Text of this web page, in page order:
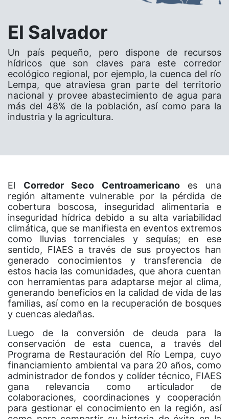
El Salvador
Un país pequeño, pero dispone de recursos
hídricos que son claves para este corredor
ecológico regional, por ejemplo, la cuenca del río
Lempa, que atraviesa gran parte del territorio
nacional y provee abastecimiento de agua para
más del 48% de la población, así como para la
industria y la agricultura.
El Corredor Seco Centroamericanoes una
región altamente vulnerable por la pérdida de
cobertura boscosa, inseguridad alimentaria e
inseguridad hídrica debido a su alta variabilidad
climática, que se manifiesta en eventos extremos
como lluvias torrenciales y sequías; en ese
sentido, FIAES a través de sus proyectos han
generado conocimientos y transferencia de
estos hacia las comunidades, que ahora cuentan
con herramientas para adaptarse mejor al clima,
generando beneficios en la calidad de vida de las
familias, así como en la recuperación de bosques
y cuencas aledañas.
Luego de la conversión de deuda para la
conservación de esta cuenca, a través del
Programa de Restauración del Río Lempa, cuyo
financiamiento ambiental va para 20 años, como
administrador de fondos y colíder técnico, FIAES
gana relevancia como articulador de
colaboraciones, coordinaciones y cooperación
para gestionar el conocimiento en la región, así